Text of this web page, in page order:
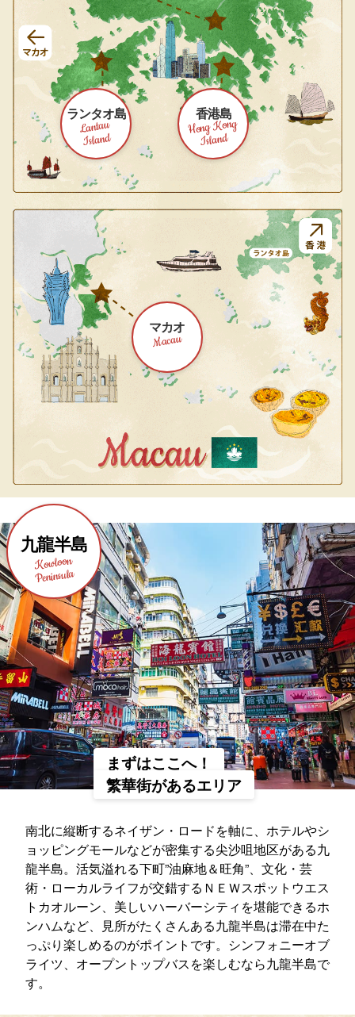
香港島
Hong Kong
Island
ランタオ島
Lantau
Island
マカオ
Macau
九龍半島
Kowloon
Peninsula
まずはここへ！
繁華街があるエリア
南北に縦断するネイザン・ロードを軸に、ホテルやシ
ョッピングモールなどが密集する尖沙咀地区がある九
龍半島。活気溢れる下町”油麻地＆旺角”、文化・芸
術・ローカルライフが交錯するＮＥＷスポットウエス
トカオルーン、美しいハーバーシティを堪能できるホ
ンハムなど、見所がたくさんある九龍半島は滞在中た
っぷり楽しめるのがポイントです。シンフォニーオブ
ライツ、オープントップバスを楽しむなら九龍半島で
す。